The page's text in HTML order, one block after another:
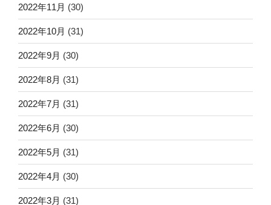
2022年11月 (30)
2022年10月 (31)
2022年9月 (30)
2022年8月 (31)
2022年7月 (31)
2022年6月 (30)
2022年5月 (31)
2022年4月 (30)
2022年3月 (31)